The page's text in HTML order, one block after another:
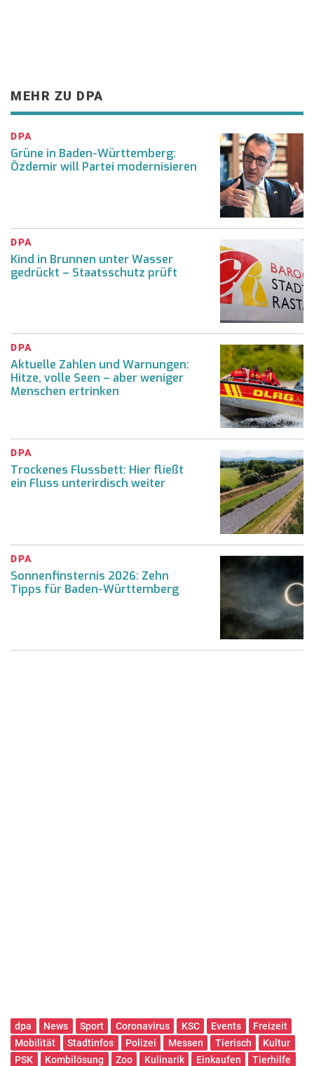
MEHR ZU DPA
DPA
Grüne in Baden-Württemberg:
Özdemir will Partei modernisieren
DPA
Kind in Brunnen unter Wasser
gedrückt – Staatsschutz prüft
DPA
Aktuelle Zahlen und Warnungen:
Hitze, volle Seen – aber weniger
Menschen ertrinken
DPA
Trockenes Flussbett: Hier fließt
ein Fluss unterirdisch weiter
DPA
Sonnenfinsternis 2026: Zehn
Tipps für Baden-Württemberg
dpa News Sport Coronavirus KSC Events
Freizeit
Mobilität
Stadtinfos Polizei Messen Tierisch
Kultur
PSK
Kombilösung Zoo Kulinarik Einkaufen
Tierhilfe